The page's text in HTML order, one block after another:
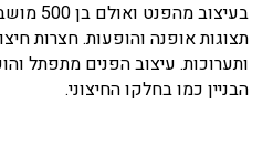
בעיצוב
תצוגות אופנה והופעות. חצרות
ותערוכות. עיצוב הפנים מתפתל
הבניין כמו בחלקו החיצוני.